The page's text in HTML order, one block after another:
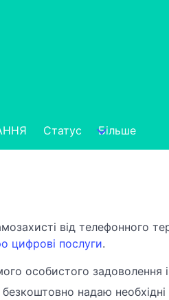
Статус Більше
від телефонного
цифрові послуги.
особистого задоволення
надаю